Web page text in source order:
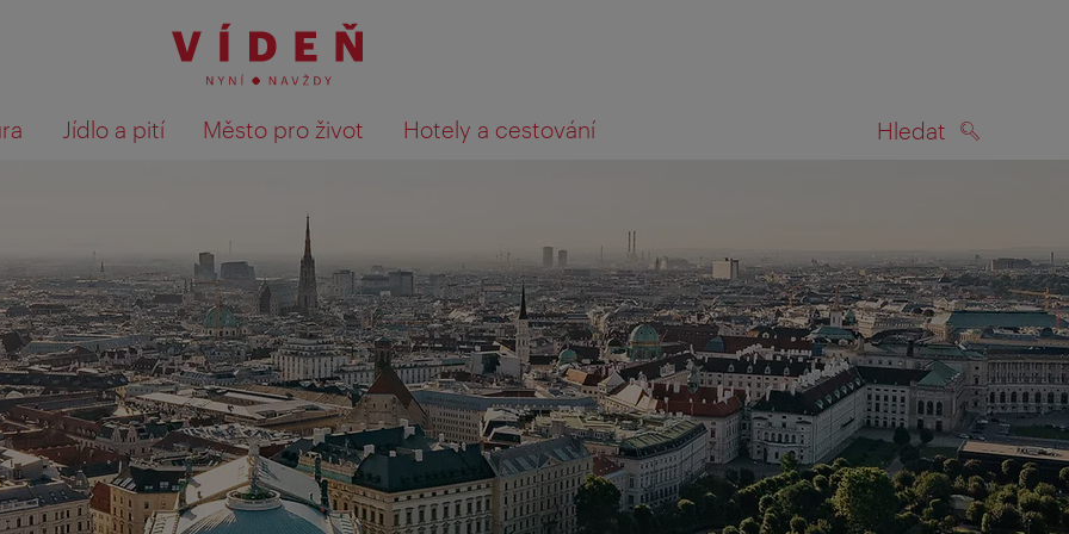
Jídlo a pití Město pro život Hotely a cestování Hledat